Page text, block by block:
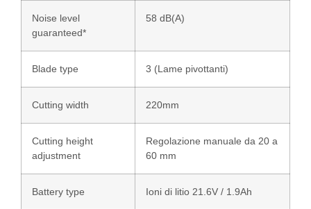
Noise level
guaranteed*
58 dB(A)
Blade type 3 (Lame pivottanti)
Cutting width 220mm
Cutting height
adjustment
Regolazione manuale da 20 a
60 mm
Battery type Ioni di litio 21.6V / 1.9Ah